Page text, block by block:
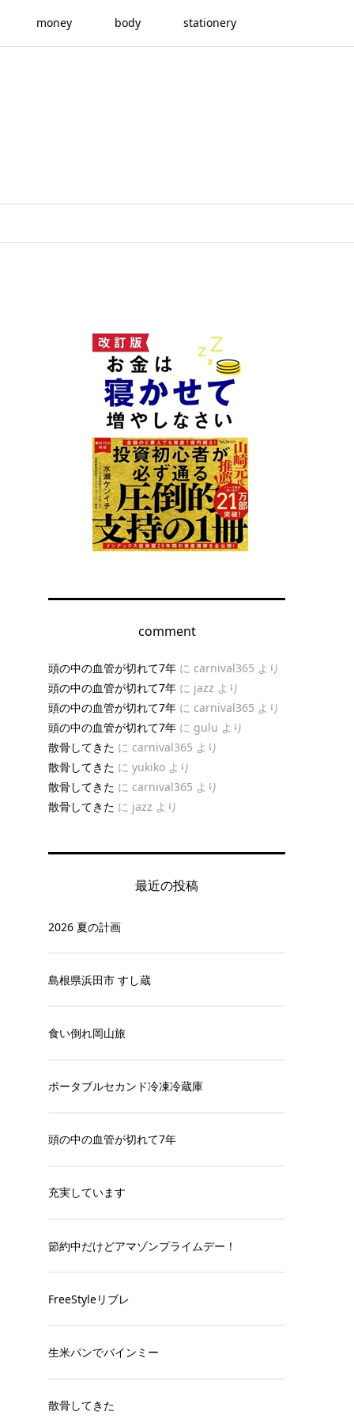
money body stationery
comment
頭の中の血管が切れて7年 に carnival365 より
頭の中の血管が切れて7年 に jazz より
頭の中の血管が切れて7年 に carnival365 より
頭の中の血管が切れて7年 に gulu より
散骨してきた に carnival365 より
散骨してきた に yukiko より
散骨してきた に carnival365 より
散骨してきた に jazz より
最近の投稿
2026 夏の計画
島根県浜田市 すし蔵
食い倒れ岡山旅
ポータブルセカンド冷凍冷蔵庫
頭の中の血管が切れて7年
充実しています
節約中だけどアマゾンプライムデー！
FreeStyleリブレ
生米パンでバインミー
散骨してきた